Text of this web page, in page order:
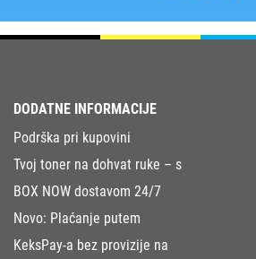
DODATNE INFORMACIJE
Podrška pri kupovini
Tvoj toner na dohvat ruke – s
BOX NOW dostavom 24/7
Novo: Plaćanje putem
KeksPay-a bez provizije na